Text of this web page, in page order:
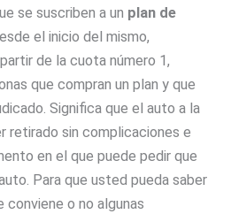
se suscriben a un plan de
el inicio del mismo,
de la cuota número 1,
que compran un plan y que
Significa que el auto a la
retirado sin complicaciones e
en el que puede pedir que
Para que usted pueda saber
conviene o no algunas